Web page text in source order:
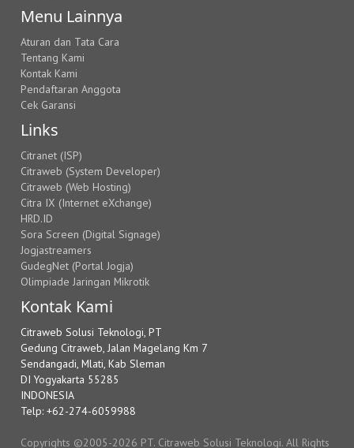
Menu Lainnya
Aturan dan Tata Cara
Tentang Kami
Kontak Kami
Pendaftaran Anggota
Cek Garansi
Links
Citranet (ISP)
Citraweb (System Developer)
Citraweb (Web Hosting)
Citra IX (Internet eXchange)
HRD.ID
Sora Screen (Digital Signage)
Jogjastreamers
GudegNet (Portal Jogja)
Olimpiade Jaringan Mikrotik
Kontak Kami
Citraweb Solusi Teknologi, PT
Gedung Citraweb, Jalan Magelang Km 7
Sendangadi, Mlati, Kab Sleman
DI Yogyakarta 55285
INDONESIA
Telp: +62-274-6059988
Copyrights ©2005-2026 PT. Citraweb Solusi Teknologi. All Rights